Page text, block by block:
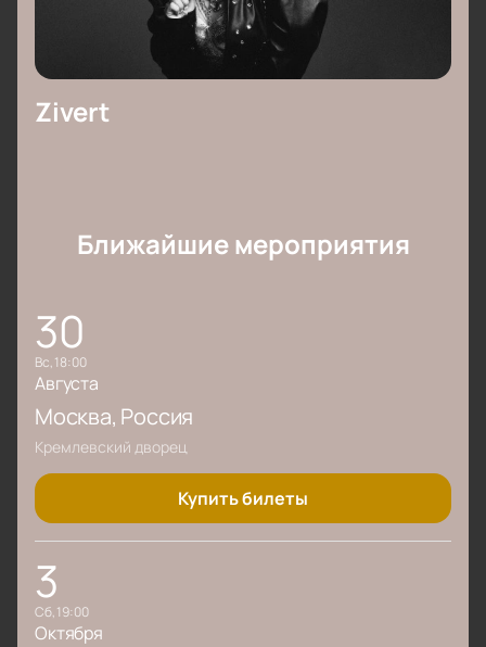
Zivert
Ближайшие мероприятия
30
вс, 18:00
Августа
Москва, Россия
Кремлевский дворец
Купить билеты
3
сб, 19:00
Октября